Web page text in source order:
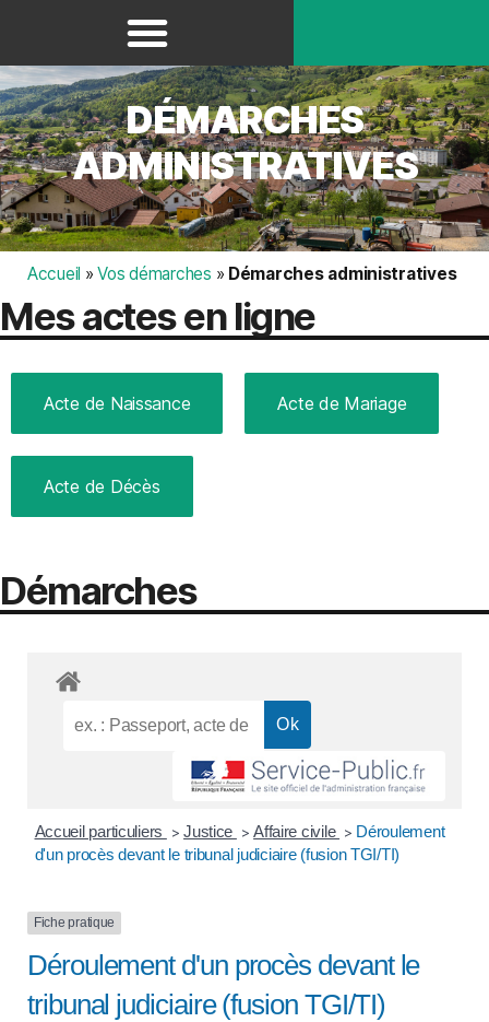
DÉMARCHES
ADMINISTRATIVES
Accueil »Vos démarches » Démarches administratives
Mes actes en ligne
Acte de Naissance Acte de Mariage
Acte de Décès
Démarches
Accueil particuliers > Justice > Affaire civile > Déroulement
d'un procès devant le tribunal judiciaire (fusion TGI/TI)
Fiche pratique
Déroulement d'un procès devant le
tribunal judiciaire (fusion TGI/TI)